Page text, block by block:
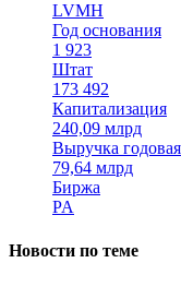
LVMH
Год основания
1 923
Штат
173 492
Капитализация
240,09 млрд
Выручка годовая
79,64 млрд
Биржа
PA
Новости по теме